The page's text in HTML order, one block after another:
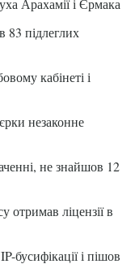
Арахамії і Єрмака
83 підлеглих
кабінеті і
незаконне
не знайшов 12
отримав ліцензії в
бусифікації і пішов